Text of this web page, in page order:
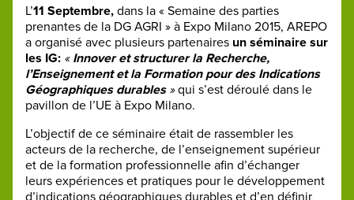
L’11 Septembre, dans la « Semaine des parties
prenantes de la DG AGRI » à Expo Milano 2015, AREPO
a organisé avec plusieurs partenaires un séminaire sur
les IG: « Innover et structurer la Recherche,
l’Enseignement et la Formation pour des Indications
Géographiques durables»qui s’est déroulé dans le
pavillon de l’UE à Expo Milano.
L’objectif de ce séminaire était de rassembler les
acteurs de la recherche, de l’enseignement supérieur
et de la formation professionnelle afin d’échanger
leurs expériences et pratiques pour le développement
d’indications géographiques durables et d’en définir